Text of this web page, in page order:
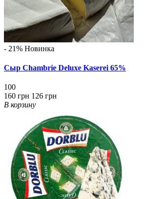
- 21% Новинка
Сыр Chambrie Deluxe Kaserei 65%
100
160 грн 126 грн
В корзину